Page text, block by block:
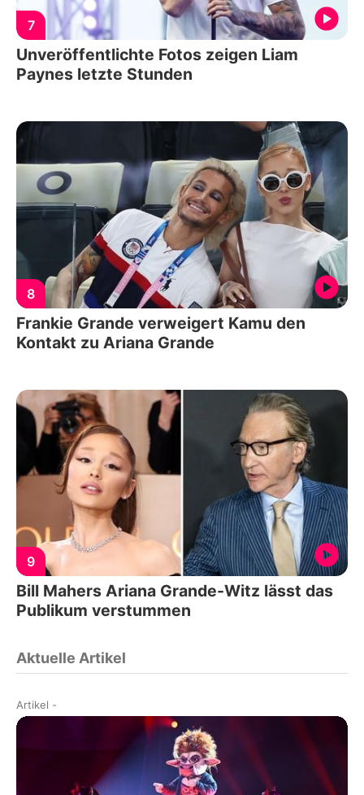
7
Unveröffentlichte Fotos zeigen Liam
Paynes letzte Stunden
8
Frankie Grande verweigert Kamu den
Kontakt zu Ariana Grande
9
Bill Mahers Ariana Grande-Witz lässt das
Publikum verstummen
Aktuelle Artikel
Artikel -